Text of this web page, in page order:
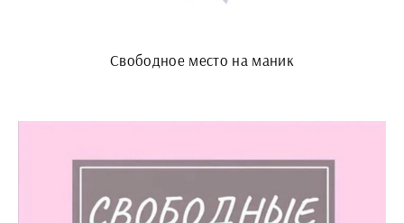
Свободное место на маник